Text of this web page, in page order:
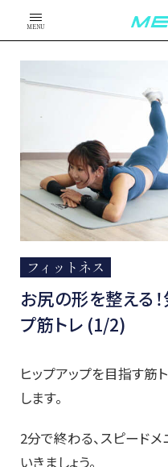
MENU
フィットネス
お尻の形を整える
プ筋トレ (1/2)
ヒップアップを目指す筋
します。
2分で終わる、スピード
いきましょう。